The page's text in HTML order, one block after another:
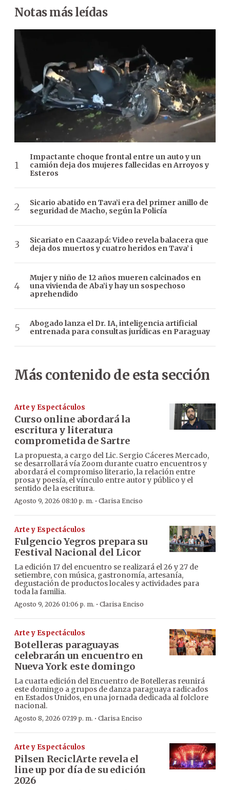
Notas más leídas
Impactante choque frontal entre un auto y un
camión deja dos mujeres fallecidas en Arroyos y
Esteros
Sicario abatido en Tava’i era del primer anillo de
seguridad de Macho, según la Policía
Sicariato en Caazapá: Video revela balacera que
deja dos muertos y cuatro heridos en Tava’ i
Mujer y niño de 12 años mueren calcinados en
una vivienda de Aba’i y hay un sospechoso
aprehendido
Abogado lanza el Dr. IA, inteligencia artificial
entrenada para consultas jurídicas en Paraguay
Más contenido de esta sección
Arte y Espectáculos
Curso online abordará la
escritura y literatura
comprometida de Sartre
La propuesta, a cargo del Lic. Sergio Cáceres Mercado,
se desarrollará vía Zoom durante cuatro encuentros y
abordará el compromiso literario, la relación entre
prosa y poesía, el vínculo entre autor y público y el
sentido de la escritura.
Agosto 9, 2026 08:10 p. m. · Clarisa Enciso
Arte y Espectáculos
Fulgencio Yegros prepara su
Festival Nacional del Licor
La edición 17 del encuentro se realizará el 26 y 27 de
setiembre, con música, gastronomía, artesanía,
degustación de productos locales y actividades para
toda la familia.
Agosto 9, 2026 01:06 p. m. · Clarisa Enciso
Arte y Espectáculos
Botelleras paraguayas
celebrarán un encuentro en
Nueva York este domingo
La cuarta edición del Encuentro de Botelleras reunirá
este domingo a grupos de danza paraguaya radicados
en Estados Unidos, en una jornada dedicada al folclore
nacional.
Agosto 8, 2026 07:19 p. m. · Clarisa Enciso
Arte y Espectáculos
Pilsen ReciclArte revela el
line up por día de su edición
2026